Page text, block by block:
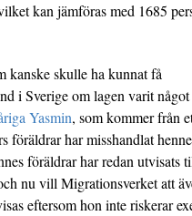
kan jämföras med 1685
kanske skulle ha kunnat få
i Sverige om lagen varit
Yasmin, som kommer från
föräldrar har misshandlat
föräldrar har redan utvisats
nu vill Migrationsverket att
eftersom hon inte riskerar